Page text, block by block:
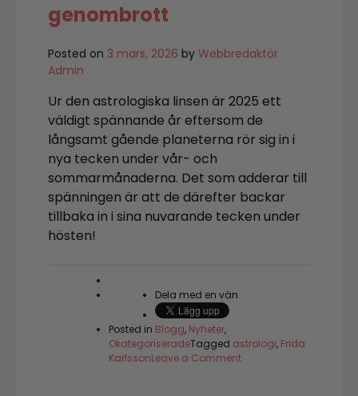
genombrott
Posted on 3 mars, 2026 by Webbredaktör
Admin
Ur den astrologiska linsen är 2025 ett
väldigt spännande år eftersom de
långsamt gående planeterna rör sig in i
nya tecken under vår- och
sommarmånaderna. Det som adderar till
spänningen är att de därefter backar
tillbaka in i sina nuvarande tecken under
hösten!
Dela med en vän
Posted in Blogg, Nyheter,
OkategoriseradeTagged astrologi, Frida
KarlssonLeave a Commenton